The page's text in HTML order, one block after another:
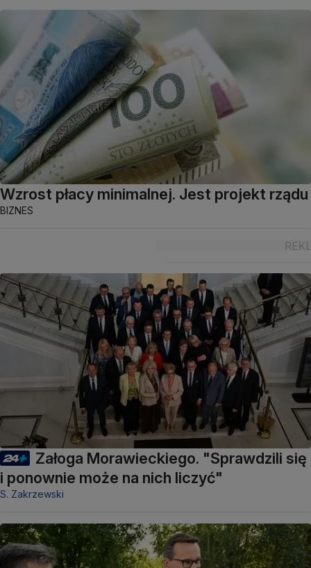
Wzrost płacy minimalnej. Jest projekt rządu
BIZNES
Załoga Morawieckiego. "Sprawdzili się
i ponownie może na nich liczyć"
S. Zakrzewski